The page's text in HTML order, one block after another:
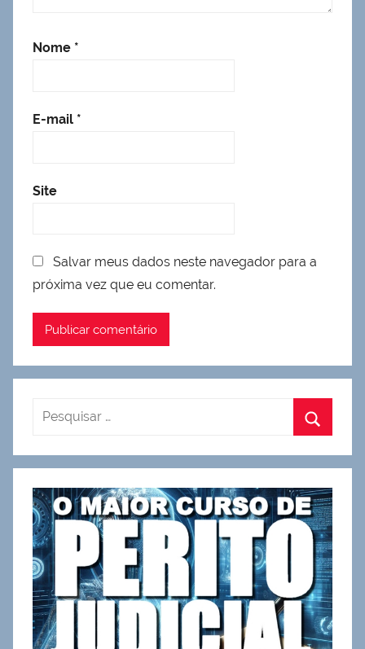
Nome *
E-mail *
Site
Salvar meus dados neste navegador para a
próxima vez que eu comentar.